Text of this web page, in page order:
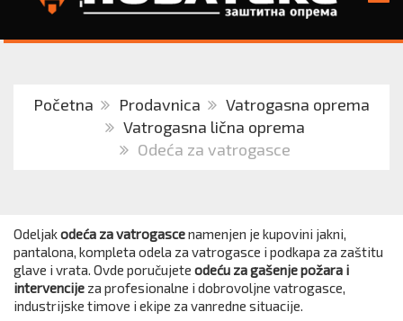
Početna Prodavnica
Vatrogasna oprema
Vatrogasna lična oprema
Odeća za vatrogasce
Odeljakodeća za vatrogascenamenjen je kupovini jakni,
pantalona, kompleta odela za vatrogasce i podkapa za zaštitu
glave i vrata. Ovde poručujete odeću za gašenje požara i
intervencije za profesionalne i dobrovoljne vatrogasce,
industrijske timove i ekipe za vanredne situacije.